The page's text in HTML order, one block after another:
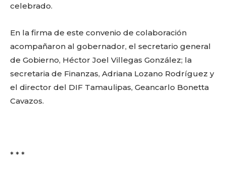
celebrado.
En la firma de este convenio de colaboración
acompañaron al gobernador, el secretario general
de Gobierno, Héctor Joel Villegas González; la
secretaria de Finanzas, Adriana Lozano Rodríguez y
el director del DIF Tamaulipas, Geancarlo Bonetta
Cavazos.
* * *